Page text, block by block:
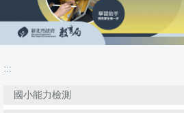
:::
國小能力檢測